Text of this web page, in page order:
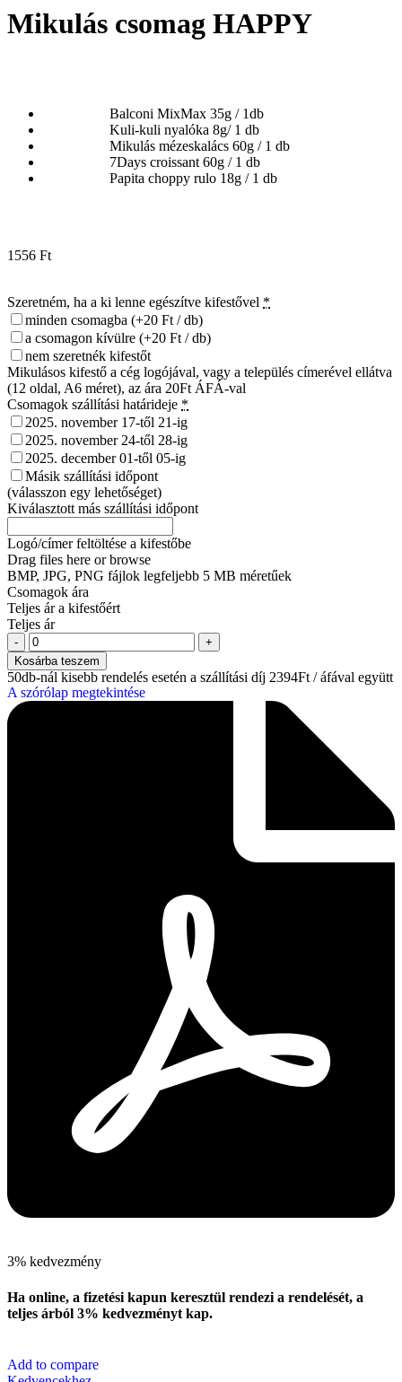
Mikulás csomag HAPPY
Balconi MixMax 35g / 1db
Kuli-kuli nyalóka 8g/ 1 db
Mikulás mézeskalács 60g / 1 db
7Days croissant 60g / 1 db
Papita choppy rulo 18g / 1 db
1556 Ft
Szeretném, ha a ki lenne egészítve kifestővel *
minden csomagba (+20 Ft / db)
a csomagon kívülre (+20 Ft / db)
nem szeretnék kifestőt
Mikulásos kifestő a cég logójával, vagy a település címerével ellátva
(12 oldal, A6 méret), az ára 20Ft ÁFÁ-val
Csomagok szállítási határideje *
2025. november 17-től 21-ig
2025. november 24-től 28-ig
2025. december 01-től 05-ig
Másik szállítási időpont
(válasszon egy lehetőséget)
Kiválasztott más szállítási időpont
Logó/címer feltöltése a kifestőbe
Drag files here orbrowse
BMP, JPG, PNG fájlok legfeljebb 5 MB méretűek
Csomagok ára
Teljes ár a kifestőért
Teljes ár
Kosárba teszem
50db-nál kisebb rendelés esetén a szállítási díj 2394Ft / áfával együtt
A szórólap megtekintése
3% kedvezmény
Ha online, a fizetési kapun keresztül rendezi a rendelését, a
teljes árból 3% kedvezményt kap.
Add to compare